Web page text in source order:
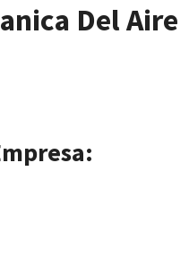
Del Aire